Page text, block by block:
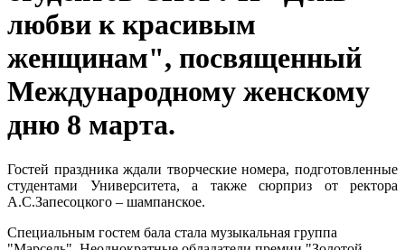
любви к красивым
женщинам", посвященный
Международному женскому
дню 8 марта.
Гостей праздника ждали творческие номера, подготовленные
студентами Университета, а также сюрприз от ректора
А.С.Запесоцкого – шампанское.
Специальным гостем бала стала музыкальная группа